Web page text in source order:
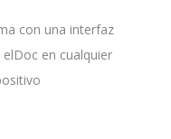
con una interfaz
en cualquier